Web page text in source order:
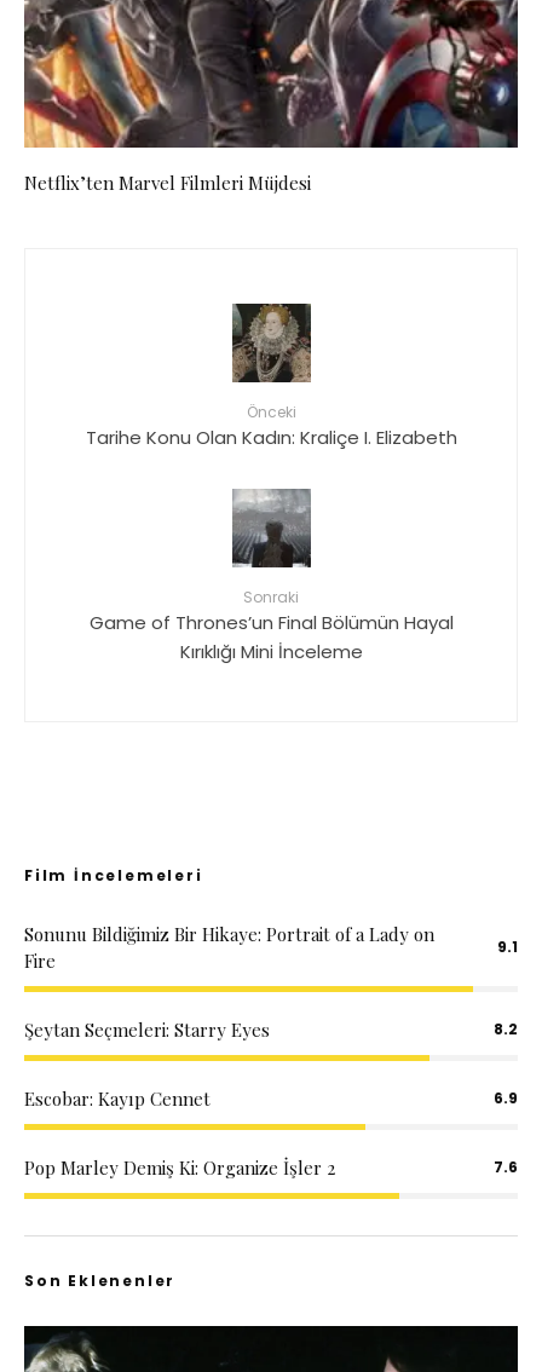
Netflix’ten Marvel Filmleri Müjdesi
Önceki
Tarihe Konu Olan Kadın: Kraliçe I. Elizabeth
Sonraki
Game of Thrones’un Final Bölümün Hayal
Kırıklığı Mini İnceleme
Film İncelemeleri
Sonunu Bildiğimiz Bir Hikaye: Portrait of a Lady on
Fire
9.1
Şeytan Seçmeleri: Starry Eyes 8.2
Escobar: Kayıp Cennet 6.9
Pop Marley Demiş Ki: Organize İşler 2 7.6
Son Eklenenler